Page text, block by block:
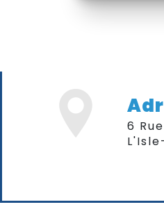
6 Rue Parmentier, 16340